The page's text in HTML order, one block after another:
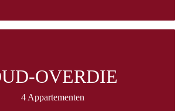
OVERDIE
4 Appartementen